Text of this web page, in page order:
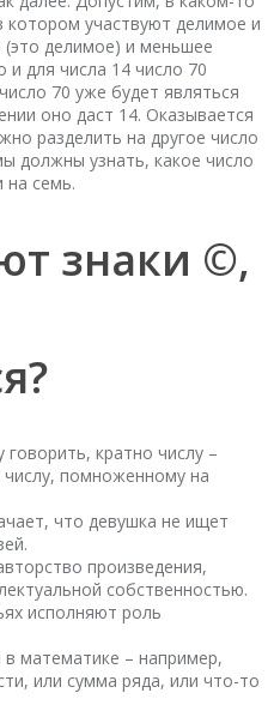
участвуют делимое и
(это делимое) и меньшее
и для числа 14 число 70
70 уже будет являться
оно даст 14. Оказывается
разделить на другое число
должны узнать, какое число
на семь.
знаки ©,
кратно числу –
числу, помноженному на
что девушка не ищет
произведения,
собственностью.
исполняют роль
математике – например,
или сумма ряда, или что-то